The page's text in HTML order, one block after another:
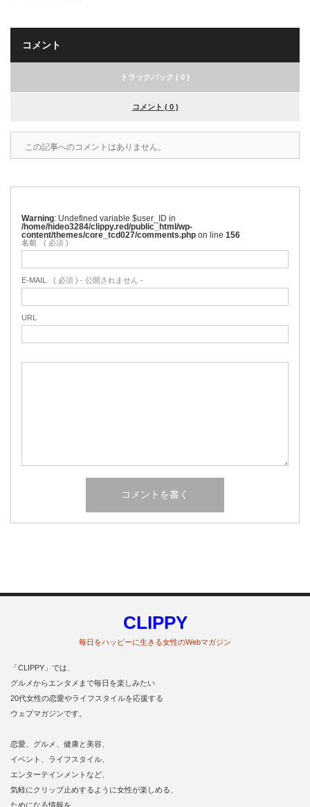
コメント
トラックバック ( 0 )
コメント ( 0 )
この記事へのコメントはありません。
Warning : Undefined variable $user_ID in
/home/hideo3284/clippy.red/public_html/wp-
content/themes/core_tcd027/comments.php on line 156
名前 ( 必須 )
E-MAIL ( 必須 ) - 公開されません -
URL
CLIPPY
毎日をハッピーに生きる女性のWebマガジン
「CLIPPY」では、
グルメからエンタメまで毎日を楽しみたい
20代女性の恋愛やライフスタイルを応援する
ウェブマガジンです。
恋愛、グルメ、健康と美容、
イベント、ライフスタイル、
エンターテインメントなど、
気軽にクリップ止めするように女性が楽しめる、
ためになる情報を